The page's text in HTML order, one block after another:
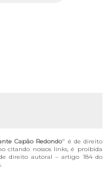
Capão Redondo" é de direito
citando nossos links, é proibida
direito autoral – artigo 184 do
.